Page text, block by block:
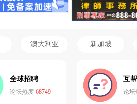
澳大利亚 新加坡
全球招聘
论坛热度 68749
互
论坛